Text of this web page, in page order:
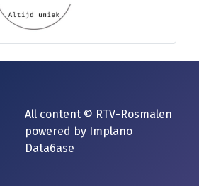
All content © RTV-Rosmalen
powered by Implano
Data6ase